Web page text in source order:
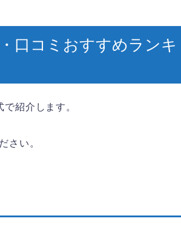
口コミおすすめランキ
紹介します。
さい。